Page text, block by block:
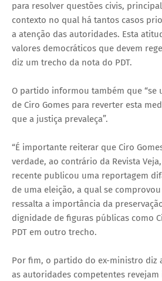
para resolver questões civis,
contexto no qual há tantos casos
a atenção das autoridades. Esta
valores democráticos que devem
diz um trecho da nota do PDT.
O partido informou também que “se
de Ciro Gomes para reverter esta
que a justiça prevaleça”.
“É importante reiterar que Ciro
verdade, ao contrário da Revista
recente publicou uma reportagem
de uma eleição, a qual se
ressalta a importância da
dignidade de figuras públicas como
PDT em outro trecho.
Por fim, o partido do ex-ministro diz
as autoridades competentes